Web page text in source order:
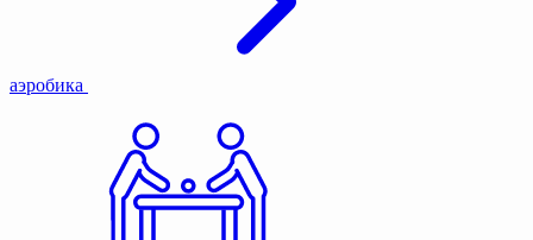
аэробика